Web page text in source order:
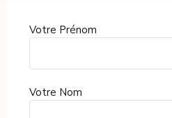
Votre Prénom
Votre Nom